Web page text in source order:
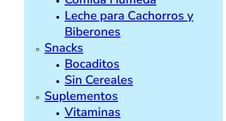
Leche para Cachorros y
Biberones
Snacks
Bocaditos
Sin Cereales
Suplementos
Vitaminas